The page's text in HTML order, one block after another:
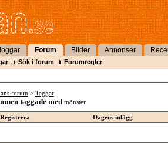
Forum Bilder Annonser
Sök i forum Forumregler
forum > Taggar
taggade med mönster
Registrera
Dagens inlägg